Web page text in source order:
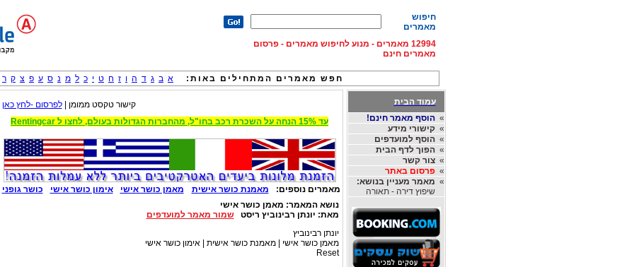
חיפוש
מאמרים
12994 מאמרים - מנוע לחיפוש מאמרים - פרסום
מאמרים חינם
חפש מאמרים המתחילים באות: א ב ג ד ה ו ז ח ט י כ ל מ נ ס ע פ צ ק ר
עמוד הבית
»הוסף מאמר חינם!
»קישורי מידע
»הוסף למועדפים
»הפוך לדף הבית
»צור קשר
»פרסום באתר
» מאמר מעניין בנושא:
שיפוץ דירה - תאורה
קישור טקסט ממומן |לפרסום -לחץ כאן
עד 15% הנחה על השכרת רכב בחו"ל, מהחברות הגדולות בעולם, לחצו ל Rentingcar
מאמרים נוספים: מאמנת כושר אישית מאמן כושר אישי אימון כושר אישי
כושר גופני
נושא המאמר: מאמן כושר אישי
מאת: יונתן רבינוביץ ריסטשמור מאמר למועדפים
יונתן רבינוביץ
מאמן כושר אישי | מאמנת כושר אישית | אימון כושר אישי
Reset